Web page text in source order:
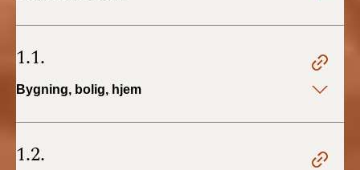
1.1.
Bygning, bolig, hjem
1.2.